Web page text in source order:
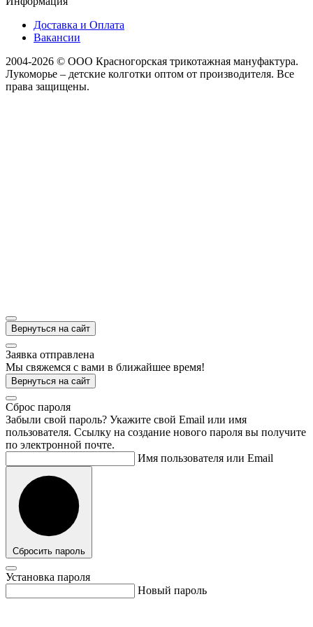
Доставка и Оплата
Вакансии
2004-2026 © ООО Красногорская трикотажная мануфактура.
Лукоморье – детские колготки оптом от производителя. Все
права защищены.
Вернуться на сайт
Заявка отправлена
Мы свяжемся с вами в ближайшее время!
Вернуться на сайт
Cброс пароля
Забыли свой пароль? Укажите свой Email или имя
пользователя. Ссылку на создание нового пароля вы получите
по электронной почте.
Имя пользователя или Email
Сбросить пароль
Установка пароля
Новый пароль